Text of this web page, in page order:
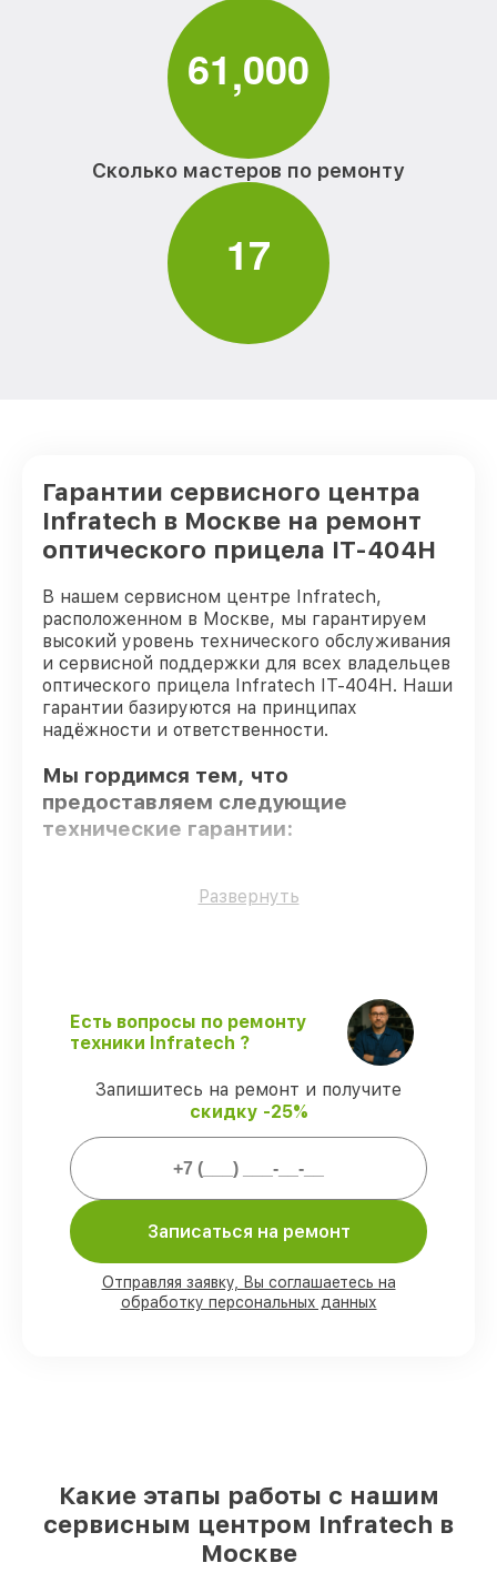
61,000
Сколько мастеров по ремонту
17
Гарантии сервисного центра
Infratech в Москве на ремонт
оптического прицела IT-404H
В нашем сервисном центре Infratech,
расположенном в Москве, мы гарантируем
высокий уровень технического обслуживания
и сервисной поддержки для всех владельцев
оптического прицела Infratech IT-404H. Наши
гарантии базируются на принципах
надёжности и ответственности.
Мы гордимся тем, что
предоставляем следующие
технические гарантии:
Только фирменные комплектующие
гарантируем завершение работ без
задержек.
Гарантийное обслуживание –
обслуживаем оптических прицелов
всегда со строгим соблюдением
гарантийных обязательств.
Мы гарантируем:
работ с возможностью
присутствовать
90%комплектующих для оптических
прицелов на складе или быстро
Развернуть
Есть вопросы по ремонту
техники Infratech ?
Запишитесь на ремонт и получите
скидку -25%
Записаться на ремонт
Отправляя заявку, Вы соглашаетесь на
обработку персональных данных
Какие этапы работы с нашим
сервисным центром Infratech в
Москве